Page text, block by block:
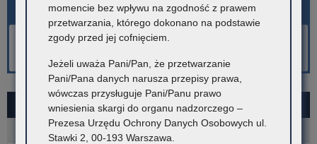
SIERPIEŃ 2026
W Ś C P S
momencie bez wpływu na zgodność z prawem
przetwarzania, którego dokonano na podstawie
zgody przed jej cofnięciem.
Jeżeli uważa Pani/Pan, że przetwarzanie
Pani/Pana danych narusza przepisy prawa,
wówczas przysługuje Pani/Panu prawo
wniesienia skargi do organu nadzorczego –
Prezesa Urzędu Ochrony Danych Osobowych ul.
Stawki 2, 00-193 Warszawa.